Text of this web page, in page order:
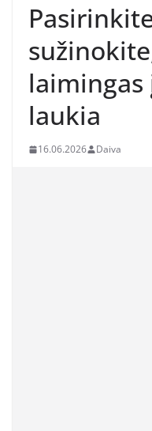
laimingas
laukia
16.06.2026 Daiva